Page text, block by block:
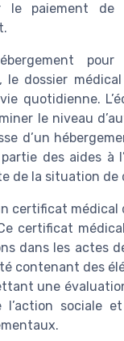
le paiement de
pour
le dossier
quotidienne.
le niveau
d’un
des aides à
de la situation de
certificat
certificat
dans les actes
contenant des
une
sociale